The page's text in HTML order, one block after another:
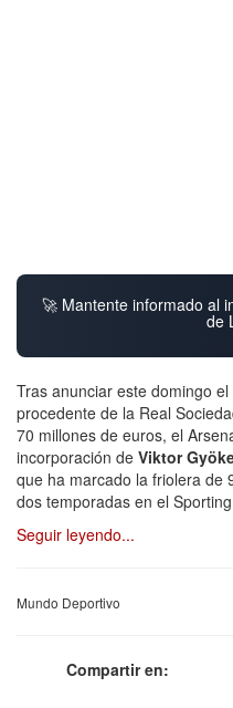
🚀 Mantente informado al
de
Tras anunciar este domingo
procedente de la Real
70 millones de euros, el
incorporación de Viktor
que ha marcado la friolera de
dos temporadas en el
Seguir leyendo...
Mundo Deportivo
Compartir en: